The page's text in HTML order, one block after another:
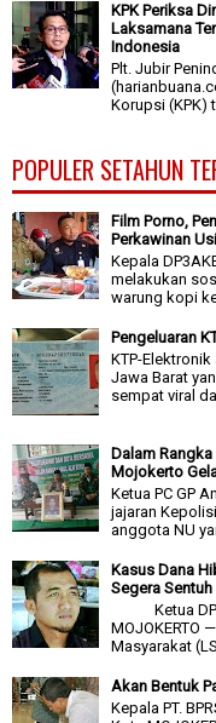
KPK Periksa
Laksamana
Indonesia
Plt. Jubir
Korupsi (KPK)
POPULER SETAHUN
Film Porno,
Perkawinan
Kepala
melakukan
warung kopi
Pengeluaran
KTP-Elektronik
Jawa Barat
sempat viral
Dalam
Mojokerto
Ketua PC GP
jajaran
anggota NU
Kasus Dana
Segera
Ketua DPD
MOJOKERTO
Masyarakat
Akan Bentuk
Kepala PT.